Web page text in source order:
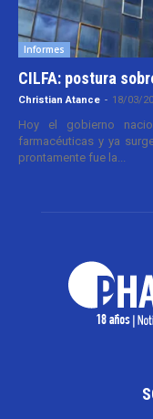
Informes
CILFA: postura
Christian Atance - 18/03/
Hoy el gobierno
farmacéuticas y ya
prontamente fue la...